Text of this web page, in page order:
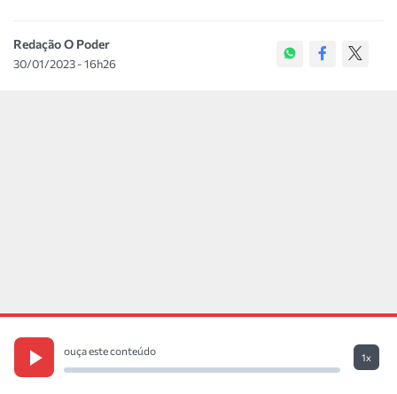
Redação O Poder
30/01/2023 - 16h26
ouça este conteúdo
1x